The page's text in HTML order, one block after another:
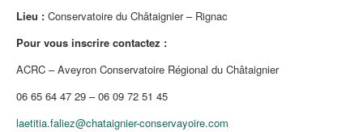
Lieu : Conservatoire du Châtaignier – Rignac
Pour vous inscrire contactez :
ACRC – Aveyron Conservatoire Régional du Châtaignier
06 65 64 47 29 – 06 09 72 51 45
laetitia.faliez@chataignier-conservayoire.com